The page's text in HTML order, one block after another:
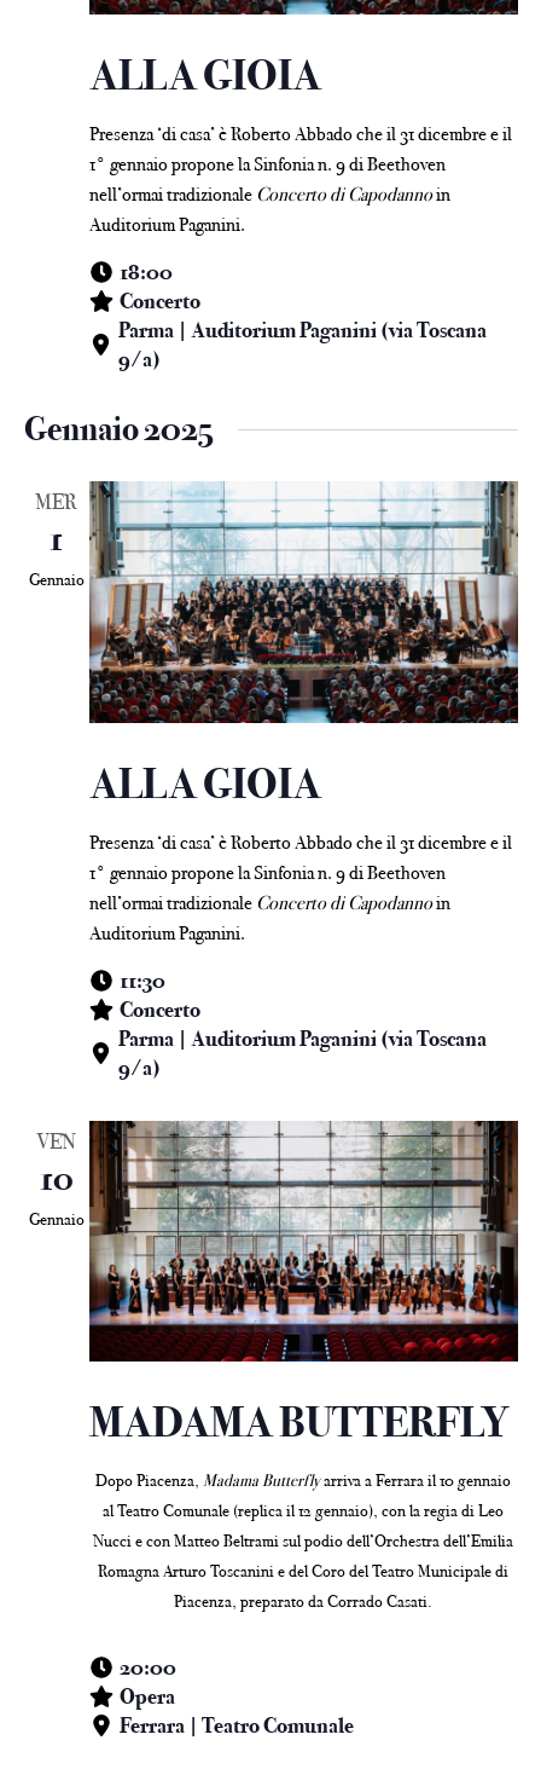
ALLA GIOIA
Presenza ‘di casa’ è Roberto Abbado che il 31 dicembre e il
1° gennaio propone la Sinfonia n. 9 di Beethoven
nell’ormai tradizionale Concerto di Capodannoin
Auditorium Paganini.
18:00
Concerto
Parma | Auditorium Paganini (via Toscana
9/a)
Gennaio 2025
MER
1
Gennaio
ALLA GIOIA
Presenza ‘di casa’ è Roberto Abbado che il 31 dicembre e il
1° gennaio propone la Sinfonia n. 9 di Beethoven
nell’ormai tradizionale Concerto di Capodannoin
Auditorium Paganini.
11:30
Concerto
Parma | Auditorium Paganini (via Toscana
9/a)
VEN
10
Gennaio
MADAMA BUTTERFLY
Dopo Piacenza, Madama Butterflyarriva a Ferrara il 10 gennaio
al Teatro Comunale (replica il 12 gennaio), con la regia di Leo
Nucci e con Matteo Beltrami sul podio dell’Orchestra dell’Emilia
Romagna Arturo Toscanini e del Coro del Teatro Municipale di
Piacenza, preparato da Corrado Casati.
20:00
Opera
Ferrara | Teatro Comunale